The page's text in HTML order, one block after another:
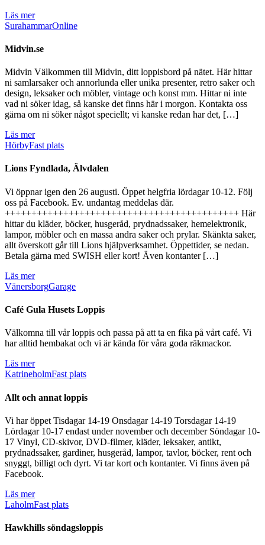
Läs mer
SurahammarOnline
Midvin.se
Midvin Välkommen till Midvin, ditt loppisbord på nätet. Här hittar
ni samlarsaker och annorlunda eller unika presenter, retro saker och
design, leksaker och möbler, vintage och konst mm. Hittar ni inte
vad ni söker idag, så kanske det finns här i morgon. Kontakta oss
gärna om ni söker något speciellt; vi kanske redan har det, […]
Läs mer
HörbyFast plats
Lions Fyndlada, Älvdalen
Vi öppnar igen den 26 augusti. Öppet helgfria lördagar 10-12. Följ
oss på Facebook. Ev. undantag meddelas där.
++++++++++++++++++++++++++++++++++++++++++++ Här
hittar du kläder, böcker, husgeråd, prydnadssaker, hemelektronik,
lampor, möbler och en massa andra saker och prylar. Skänkta saker,
allt överskott går till Lions hjälpverksamhet. Öppettider, se nedan.
Betala gärna med SWISH eller kort! Även kontanter […]
Läs mer
VänersborgGarage
Café Gula Husets Loppis
Välkomna till vår loppis och passa på att ta en fika på vårt café. Vi
har alltid hembakat och vi är kända för våra goda räkmackor.
Läs mer
KatrineholmFast plats
Allt och annat loppis
Vi har öppet Tisdagar 14-19 Onsdagar 14-19 Torsdagar 14-19
Lördagar 10-17 endast under november och december Söndagar 10-
17 Vinyl, CD-skivor, DVD-filmer, kläder, leksaker, antikt,
prydnadssaker, gardiner, husgeråd, lampor, tavlor, böcker, rent och
snyggt, billigt och dyrt. Vi tar kort och kontanter. Vi finns även på
Facebook.
Läs mer
LaholmFast plats
Hawkhills söndagsloppis